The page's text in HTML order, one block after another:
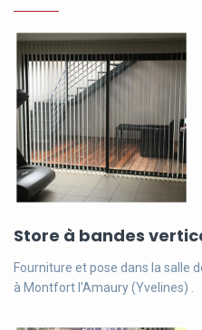
Store à bandes
Fourniture et pose dans la salle
à Montfort l'Amaury (Yvelines) .